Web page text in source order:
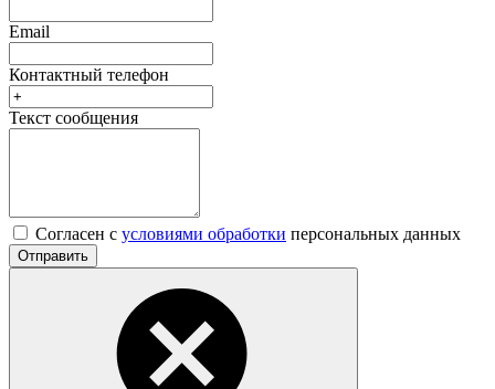
Email
Контактный телефон
Текст сообщения
Согласен с условиями обработки персональных данных
Отправить